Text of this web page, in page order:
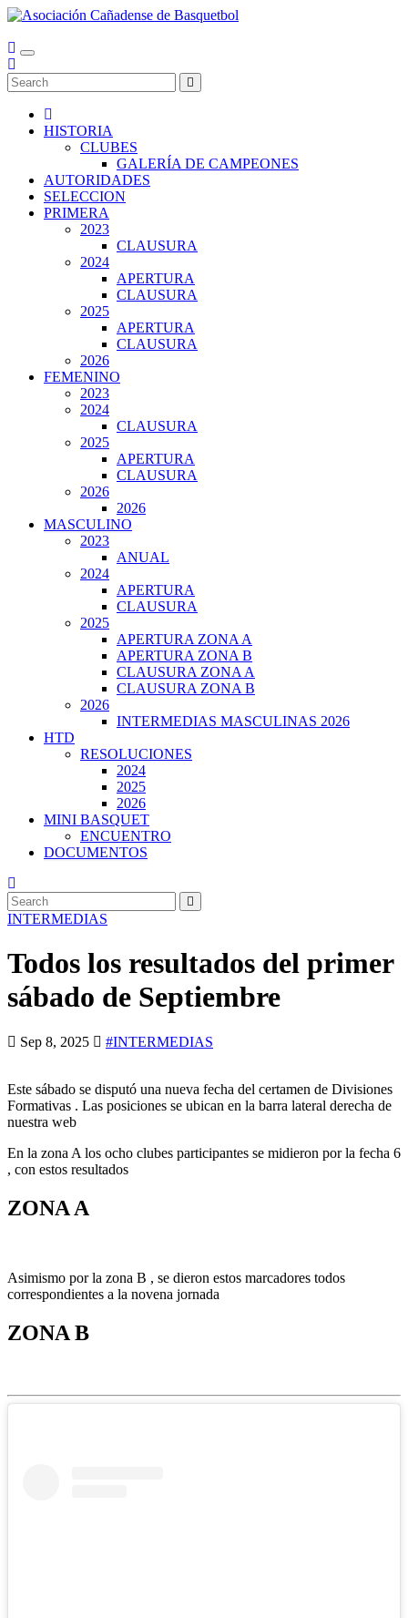
Skip
content
Asociación Cañadense de Basquetbol
HISTORIA
CLUBES
GALERÍA DE CAMPEONES
AUTORIDADES
SELECCION
PRIMERA
2023
CLAUSURA
2024
APERTURA
CLAUSURA
2025
APERTURA
CLAUSURA
2026
FEMENINO
2023
2024
CLAUSURA
2025
APERTURA
CLAUSURA
2026
2026
MASCULINO
2023
ANUAL
2024
APERTURA
CLAUSURA
2025
APERTURA ZONA A
APERTURA ZONA B
CLAUSURA ZONA A
CLAUSURA ZONA B
2026
INTERMEDIAS MASCULINAS 2026
HTD
RESOLUCIONES
2024
2025
2026
MINI BASQUET
ENCUENTRO
DOCUMENTOS
INTERMEDIAS
Todos los resultados del primer
sábado de Septiembre
Sep 8, 2025 #INTERMEDIAS
Este sábado se disputó una nueva fecha del certamen de Divisiones
Formativas . Las posiciones se ubican en la barra lateral derecha de
nuestra web
En la zona A los ocho clubes participantes se midieron por la fecha 6
, con estos resultados
ZONA A
Asimismo por la zona B , se dieron estos marcadores todos
correspondientes a la novena jornada
ZONA B